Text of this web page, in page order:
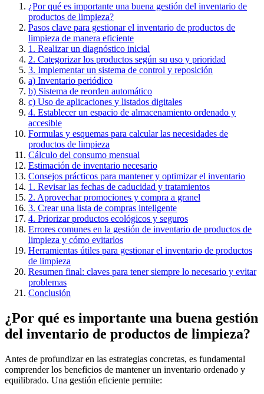
¿Por qué es importante una buena gestión del inventario de
productos de limpieza?
Pasos clave para gestionar el inventario de productos de
limpieza de manera eficiente
1. Realizar un diagnóstico inicial
2. Categorizar los productos según su uso y prioridad
3. Implementar un sistema de control y reposición
a) Inventario periódico
b) Sistema de reorden automático
c) Uso de aplicaciones y listados digitales
4. Establecer un espacio de almacenamiento ordenado y
accesible
Formulas y esquemas para calcular las necesidades de
productos de limpieza
Cálculo del consumo mensual
Estimación de inventario necesario
Consejos prácticos para mantener y optimizar el inventario
1. Revisar las fechas de caducidad y tratamientos
2. Aprovechar promociones y compra a granel
3. Crear una lista de compras inteligente
4. Priorizar productos ecológicos y seguros
Errores comunes en la gestión de inventario de productos de
limpieza y cómo evitarlos
Herramientas útiles para gestionar el inventario de productos
de limpieza
Resumen final: claves para tener siempre lo necesario y evitar
problemas
Conclusión
¿Por qué es importante una buena gestión
del inventario de productos de limpieza?
Antes de profundizar en las estrategias concretas, es fundamental
comprender los beneficios de mantener un inventario ordenado y
equilibrado. Una gestión eficiente permite: